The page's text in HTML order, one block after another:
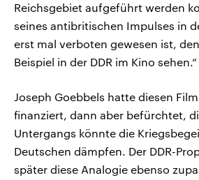
Reichsgebiet aufgeführt werden
seines antibritischen Impulses in
erst mal verboten gewesen ist,
Beispiel in der DDR im Kino sehen.“
Joseph Goebbels hatte diesen
finanziert, dann aber befürchtet,
Untergangs könnte die
Deutschen dämpfen. Der DDR-
später diese Analogie ebenso